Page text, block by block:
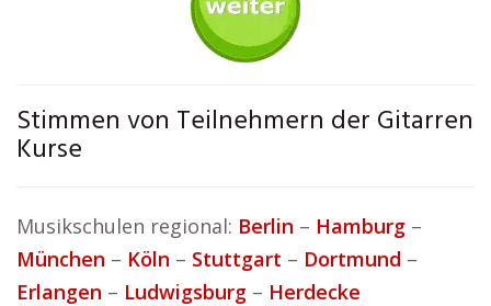
Stimmen von Teilnehmern der Gitarren
Kurse
Musikschulen regional: Berlin – Hamburg –
München – Köln – Stuttgart – Dortmund –
Erlangen – Ludwigsburg – Herdecke